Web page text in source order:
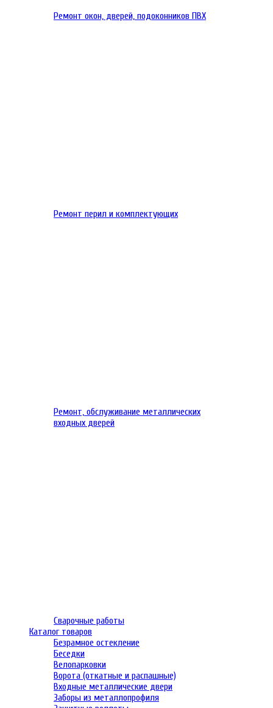
Ремонт окон, дверей, подоконников ПВХ
Ремонт перил и комплектующих
Ремонт, обслуживание металлических
входных дверей
Сварочные работы
Каталог товаров
Безрамное остекление
Беседки
Велопарковки
Ворота (откатные и распашные)
Входные металлические двери
Заборы из металлопрофиля